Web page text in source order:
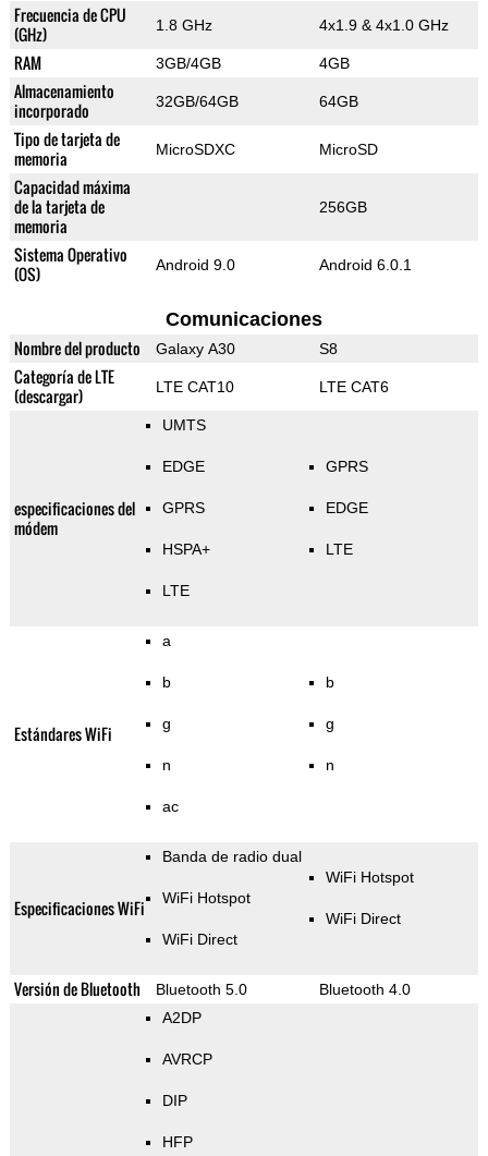
Frecuencia de CPU
(GHz)
1.8 GHz 4x1.9 & 4x1.0 GHz
RAM 3GB/4GB 4GB
Almacenamiento
incorporado
32GB/64GB 64GB
Tipo de tarjeta de
memoria
MicroSDXC MicroSD
Capacidad máxima
de la tarjeta de
memoria
256GB
Sistema Operativo
(OS)
Android 9.0 Android 6.0.1
Comunicaciones
Nombre del producto Galaxy A30 S8
Categoría de LTE
(descargar)
LTE CAT10 LTE CAT6
especificaciones del
módem
UMTS
EDGE
GPRS
HSPA+
LTE
GPRS
EDGE
LTE
Estándares WiFi
a
b
g
n
ac
b
g
n
Especificaciones WiFi
Banda de radio dual
WiFi Hotspot
WiFi Direct
WiFi Hotspot
WiFi Direct
Versión de Bluetooth Bluetooth 5.0 Bluetooth 4.0
A2DP
AVRCP
DIP
HFP